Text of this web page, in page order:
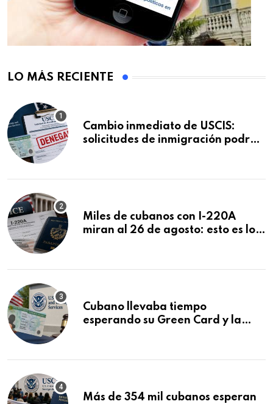
LO MÁS RECIENTE
Cambio inmediato de USCIS:
solicitudes de inmigración podrán
Miles de cubanos con I-220A
miran al 26 de agosto: esto es lo
Cubano llevaba tiempo
esperando su Green Card y la
Más de 354 mil cubanos esperan